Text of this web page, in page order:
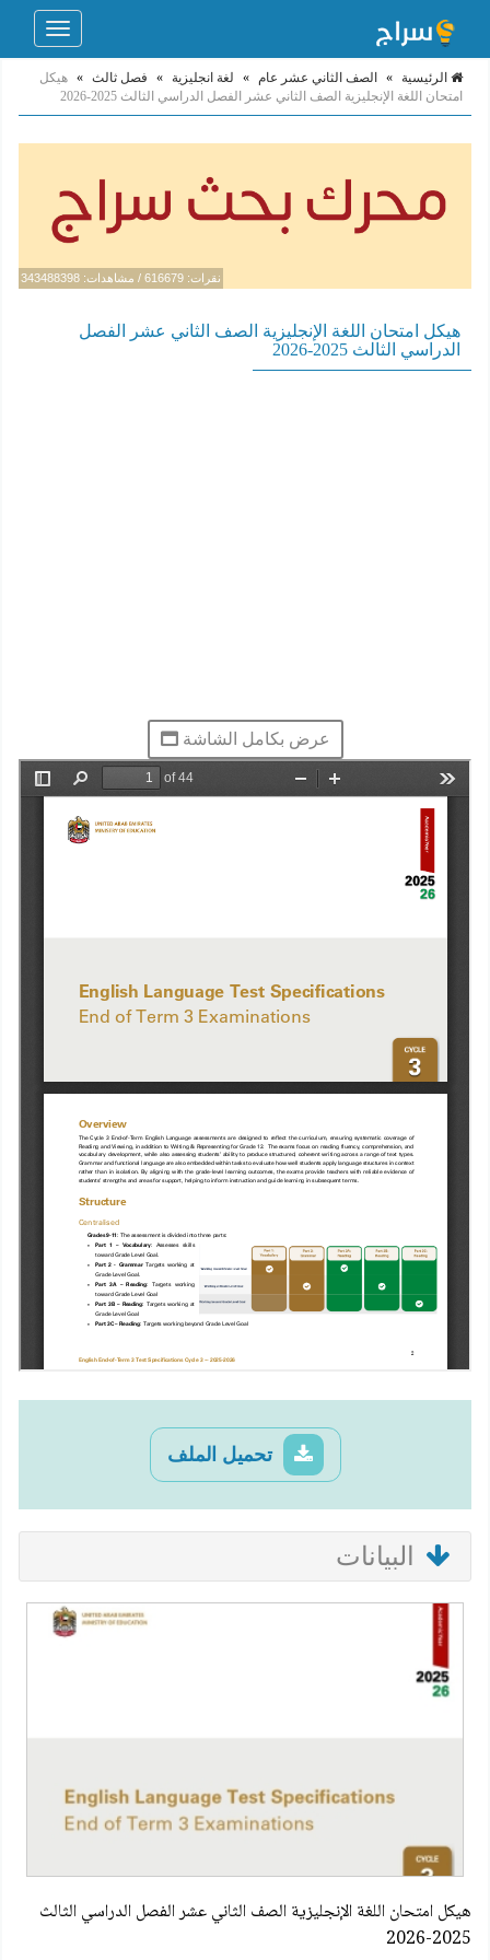
Toggle
الرئيسية » الصف الثاني عشر عام » لغة انجليزية » فصل ثالث » هيكل
امتحان اللغة الإنجليزية الصف الثاني عشر الفصل الدراسي الثالث 2025-2026
نقرات: 616679 / مشاهدات: 343488398
هيكل امتحان اللغة الإنجليزية الصف الثاني عشر الفصل
الدراسي الثالث 2025-2026
عرض بكامل الشاشة
تحميل الملف
البيانات
هيكل امتحان اللغة الإنجليزية الصف الثاني عشر الفصل الدراسي الثالث
2025-2026